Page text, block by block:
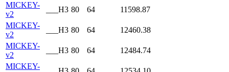
MICKEY-
v2
___H3 80 64
11598.87
MICKEY-
v2
___H3 80 64
12460.38
MICKEY-
v2
___H3 80 64
12484.74
MICKEY-